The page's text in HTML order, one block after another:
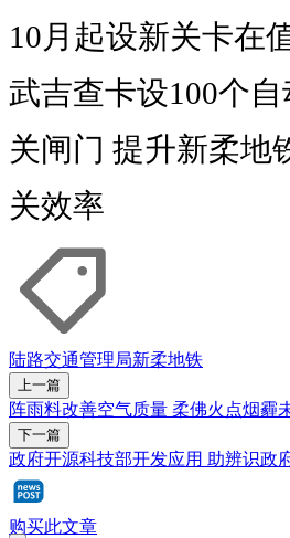
10月起设新关卡在
武吉查卡设100个自
关闸门 提升新柔地
关效率
陆路交通管理局新柔地铁
上一篇
阵雨料改善空气质量 柔佛火点烟霾
下一篇
政府开源科技部开发应用 助辨识政
购买此文章